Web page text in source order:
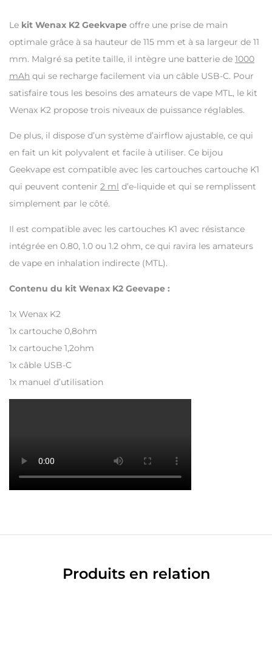
Le kit Wenax K2 Geekvape offre une prise de main
optimale grâce à sa hauteur de 115 mm et à sa largeur de 11
mm. Malgré sa petite taille, il intègre une batterie de 1000
mAh qui se recharge facilement via un câble USB-C. Pour
satisfaire tous les besoins des amateurs de vape MTL, le kit
Wenax K2 propose trois niveaux de puissance réglables.
De plus, il dispose d’un système d’airflow ajustable, ce qui
en fait un kit polyvalent et facile à utiliser. Ce bijou
Geekvape est compatible avec les cartouches cartouche K1
qui peuvent contenir 2 ml d’e-liquide et qui se remplissent
simplement par le côté.
Il est compatible avec les cartouches K1 avec résistance
intégrée en 0.80, 1.0 ou 1.2 ohm, ce qui ravira les amateurs
de vape en inhalation indirecte (MTL).
Contenu du kit Wenax K2 Geevape :
1x Wenax K2
1x cartouche 0,8ohm
1x cartouche 1,2ohm
1x câble USB-C
1x manuel d’utilisation
Produits en relation